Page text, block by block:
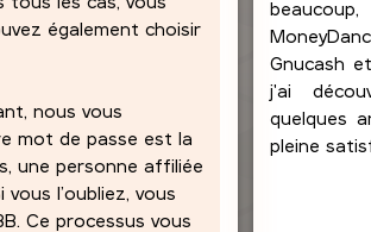
également choisir
nous vous
mot de passe est la
une personne affiliée
l’oubliez, vous
Ce processus vous
Gnucash
j'ai
quelques
pleine